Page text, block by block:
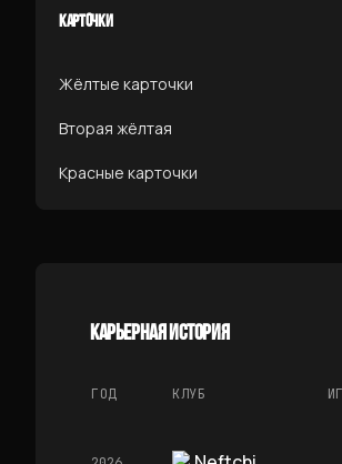
КАРТОЧКИ
Жёлтые карточки
Вторая жёлтая
Красные карточки
КАРЬЕРНАЯ ИСТОРИЯ
ГОД КЛУБ